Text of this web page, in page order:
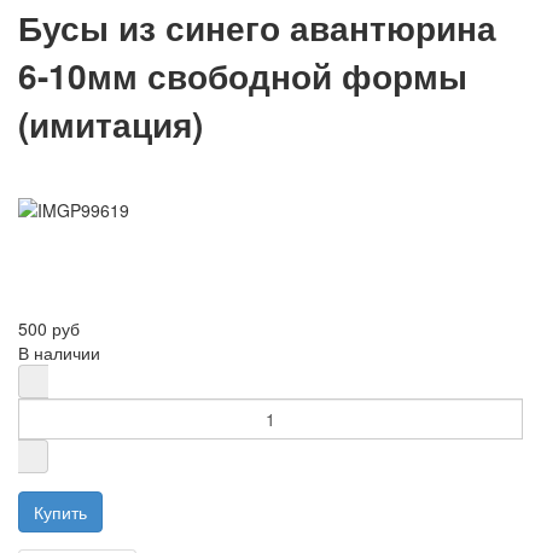
Бусы из синего авантюрина
6-10мм свободной формы
(имитация)
500 руб
В наличии